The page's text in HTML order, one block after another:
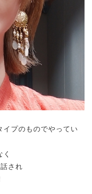
イプのものでやってい
され